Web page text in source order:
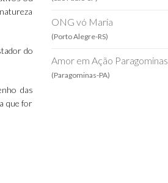
do
das
que for
ONG vó Maria
(Porto Alegre-RS)
Amor em Ação Paragominas
(Paragominas-PA)